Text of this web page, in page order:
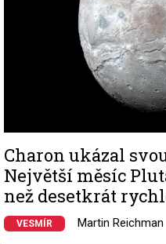
Charon ukázal
Největší měsíc
než desetkrát
VESMÍR Martin Reichman